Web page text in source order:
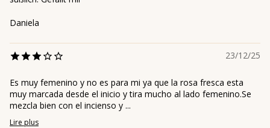
Daniela
23/12/25
Es muy femenino y no es para mi ya que la rosa fresca esta
muy marcada desde el inicio y tira mucho al lado femenino.Se
mezcla bien con el incienso y ...
Lire plus